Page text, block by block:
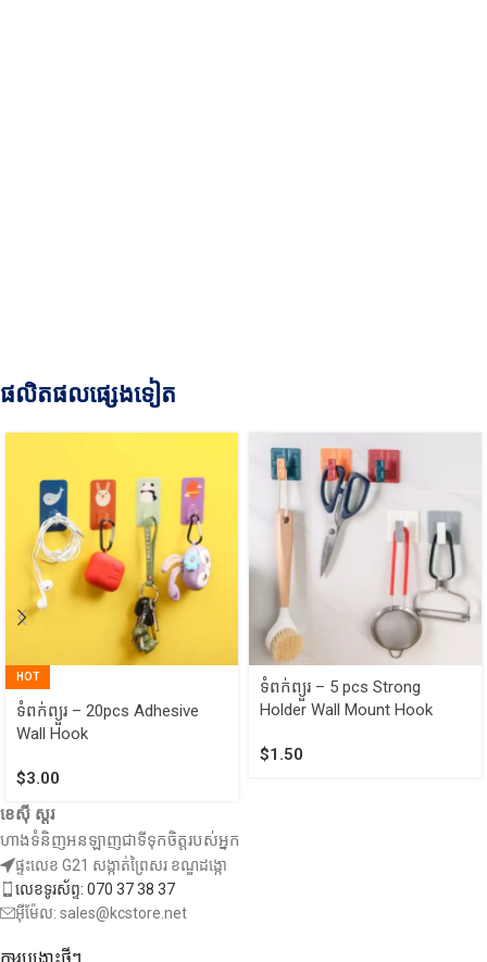
ផលិតផលផ្សេងទៀត
HOT
ទំពក់ព្យួរ – 20pcs Adhesive
Wall Hook
$3.00
ទំពក់ព្យួរ​ – 5 pcs Strong
Holder Wall Mount Hook
$1.50
ខេស៊ី ស្តរ
ហាងទំនិញអនឡាញជាទីទុកចិត្តរបស់អ្នក
ផ្ទះលេខ G21 សង្កាត់ព្រៃសរ ខណ្ឌដង្កោ
លេខទូរស័ព្ទ: 070 37 38 37
អ៊ីម៉ែល: sales@kcstore.net